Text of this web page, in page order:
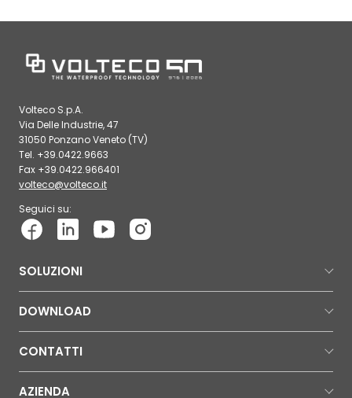
Volteco S.p.A.
Via Delle Industrie, 47
31050 Ponzano Veneto (TV)
Tel. +39.0422.9663
Fax +39.0422.966401
volteco@volteco.it
Seguici su:
SOLUZIONI
DOWNLOAD
CONTATTI
AZIENDA